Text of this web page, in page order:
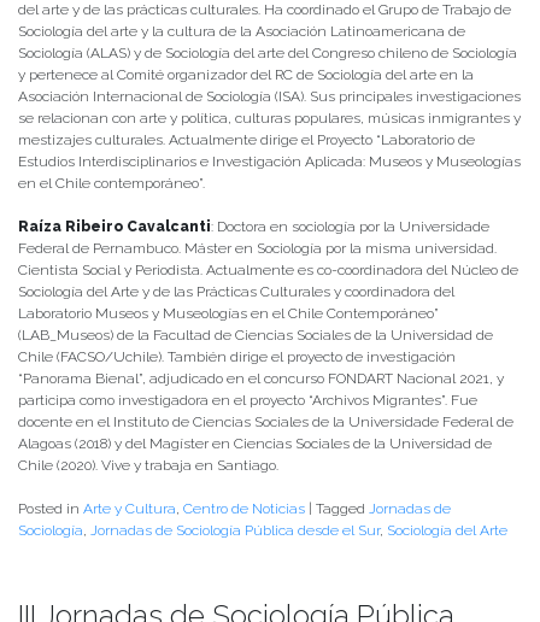
del arte y de las prácticas culturales. Ha coordinado el Grupo de Trabajo de
Sociología del arte y la cultura de la Asociación Latinoamericana de
Sociología (ALAS) y de Sociología del arte del Congreso chileno de Sociología
y pertenece al Comité organizador del RC de Sociología del arte en la
Asociación Internacional de Sociología (ISA). Sus principales investigaciones
se relacionan con arte y política, culturas populares, músicas inmigrantes y
mestizajes culturales. Actualmente dirige el Proyecto “Laboratorio de
Estudios Interdisciplinarios e Investigación Aplicada: Museos y Museologías
en el Chile contemporáneo”.
Raíza Ribeiro Cavalcanti: Doctora en sociología por la Universidade
Federal de Pernambuco. Máster en Sociología por la misma universidad.
Cientista Social y Periodista. Actualmente es co-coordinadora del Núcleo de
Sociología del Arte y de las Prácticas Culturales y coordinadora del
Laboratorio Museos y Museologías en el Chile Contemporáneo”
(LAB_Museos) de la Facultad de Ciencias Sociales de la Universidad de
Chile (FACSO/Uchile). También dirige el proyecto de investigación
“Panorama Bienal”, adjudicado en el concurso FONDART Nacional 2021, y
participa como investigadora en el proyecto “Archivos Migrantes”. Fue
docente en el Instituto de Ciencias Sociales de la Universidade Federal de
Alagoas (2018) y del Magíster en Ciencias Sociales de la Universidad de
Chile (2020). Vive y trabaja en Santiago.
Posted in Arte y Cultura, Centro de Noticias Tagged Jornadas de
Sociología, Jornadas de Sociología Pública desde el Sur, Sociología del Arte